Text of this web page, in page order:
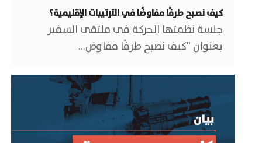
كيف نصبح طرفًا مفاوضًا في الترتيبات الإقليمية؟
جلسة نظمتها الحركة في ملتقى السفير
بعنوان "كيف نصبح طرفًا مفاوض…